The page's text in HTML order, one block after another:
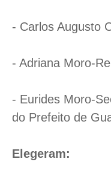
- Carlos Augusto
- Adriana Moro-
- Eurides Moro-
do Prefeito de
Elegeram: